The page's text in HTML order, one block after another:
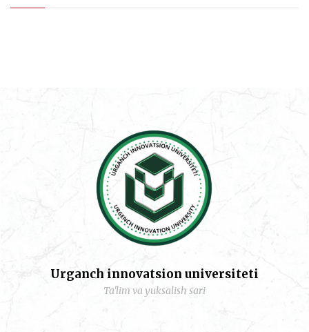
Urganch innovatsion universiteti
Ta'lim va yuksalish sari